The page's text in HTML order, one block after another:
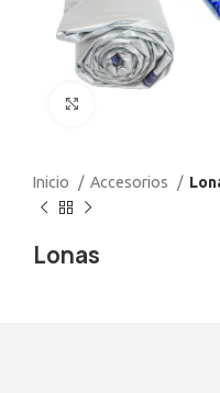
Inicio Accesorios
Lonas